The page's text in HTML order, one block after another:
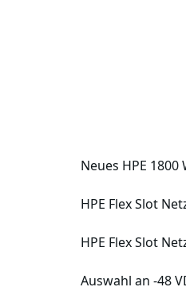
Neues HPE
HPE Flex Slot
HPE Flex Slot
Auswahl an -48